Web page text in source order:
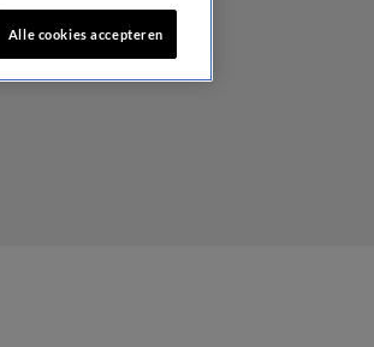
Alle cookies accepteren